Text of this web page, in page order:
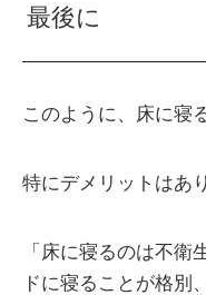
最後に
このように、床に寝
特にデメリットはあ
「床に寝るのは不衛
ドに寝ることが格別